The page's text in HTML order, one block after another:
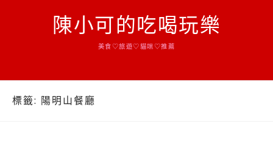
陳小可的吃喝玩樂
美食♡旅遊♡貓咪♡推薦
標籤: 陽明山餐廳